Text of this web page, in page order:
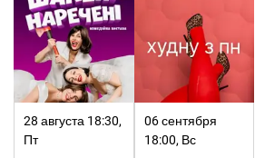
28 августа 18:30,
Пт
06 сентября
18:00, Вс